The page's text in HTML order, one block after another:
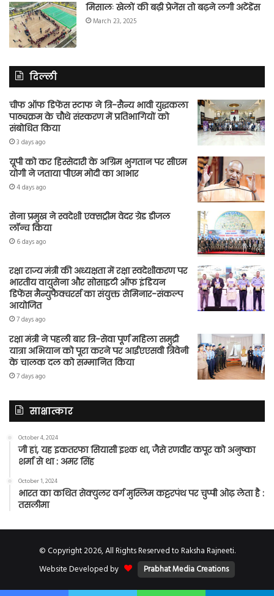
मिसालः खेलों की बढ़ी प्रेजेंस तो बढ़ने लगी अटेंडेंस
March 23, 2025
दिल्ली
चीफ ऑफ डिफेंस स्टाफ ने त्रि-सैन्य भावी युद्धकला
पाठ्यक्रम के चौथे संस्करण में प्रतिभागियों को
संबोधित किया
3 days ago
यूपी को कर हिस्सेदारी के अग्रिम भुगतान पर सीएम
योगी ने जताया पीएम मोदी का आभार
4 days ago
सेना प्रमुख ने स्वदेशी एक्सट्रीम वेदर ग्रेड डीजल
लॉन्च किया
6 days ago
रक्षा राज्य मंत्री की अध्यक्षता में रक्षा स्वदेशीकरण पर
भारतीय वायुसेना और सोसाइटी ऑफ इंडियन
डिफेंस मैन्युफैक्चरर्स का संयुक्त सेमिनार-संकल्प
आयोजित
7 days ago
रक्षा मंत्री ने पहली बार त्रि-सेवा पूर्ण महिला समुद्री
यात्रा अभियान को पूरा करने पर आईएएसवी त्रिवेनी
के चालक दल को सम्मानित किया
7 days ago
साक्षात्कार
October 4, 2024
जी हां, यह इकतरफा सियासी इश्क था, जैसे रणवीर कपूर को अनुष्का
शर्मा से था : अमर सिंह
October 1, 2024
भारत का कथित सेक्युलर वर्ग मुस्लिम कट्टरपंथ पर चुप्पी ओढ़ लेता है :
तसलीमा
© Copyright 2026, All Rights Reserved to Raksha Rajneeti.
Website Developed by
Prabhat Media Creations